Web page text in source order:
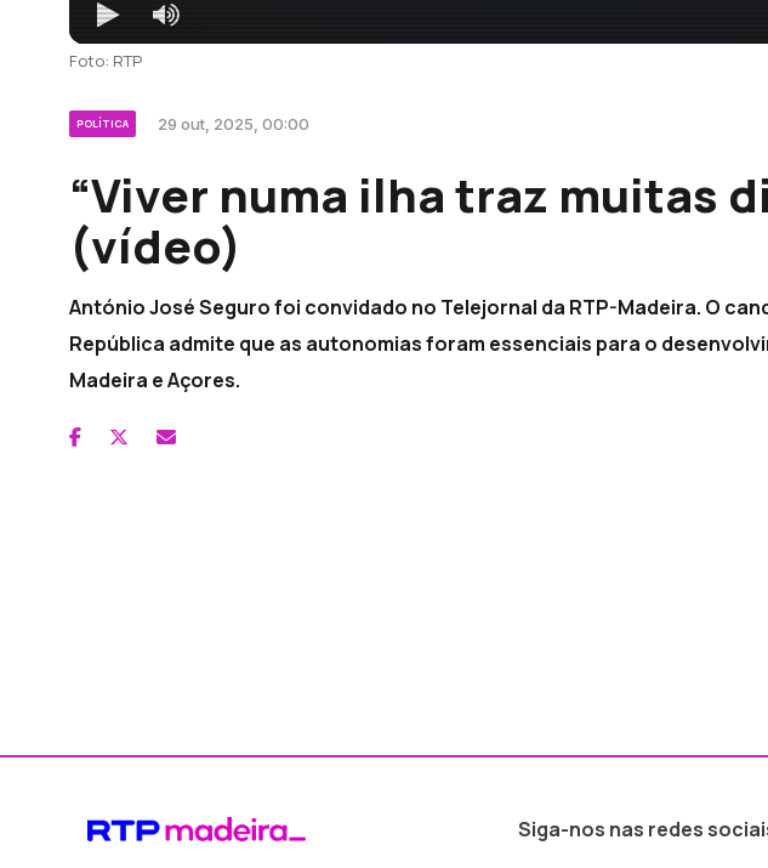
Foto: RTP
POLÍTICA 29 out, 2025, 00:00
“Viver numa ilha traz muitas
(vídeo)
António José Seguro foi convidado no Telejornal da RTP-Madeira. O
República admite que as autonomias foram essenciais para o
Madeira e Açores.
Siga-nos nas redes